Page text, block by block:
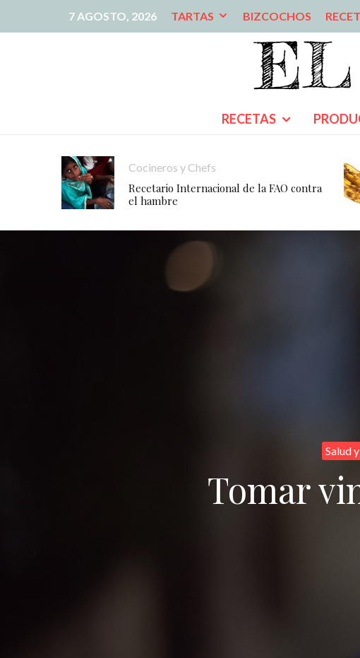
7 AGOSTO, 2026 TARTAS BIZCOCHOS
RECETAS
Cocineros y Chefs
Recetario Internacional de la FAO contra
el hambre
Salud
Tomar